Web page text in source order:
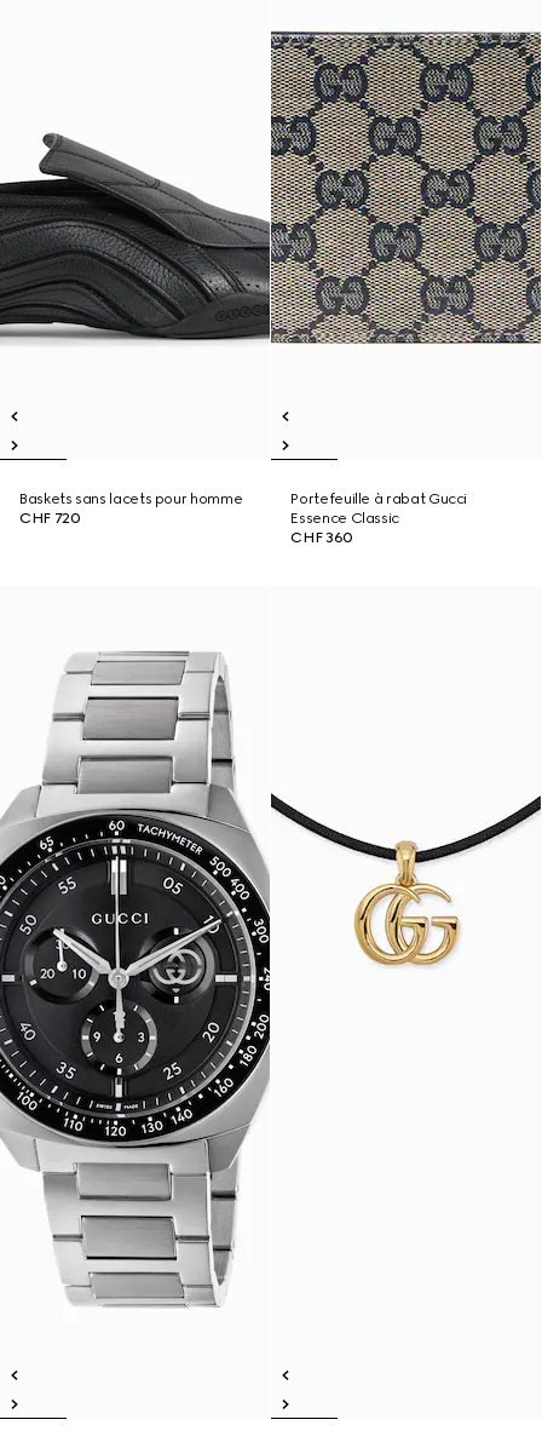
Baskets sans lacets pour homme
CHF 720
Portefeuille à rabat Gucci
Essence Classic
CHF 360